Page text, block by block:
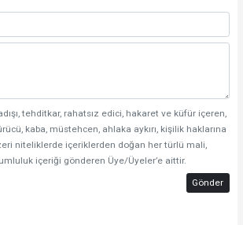
tehditkar, rahatsız edici, hakaret ve küfür içeren,
kaba, müstehcen, ahlaka aykırı, kişilik haklarına
niteliklerde içeriklerden doğan her türlü mali,
içeriği gönderen Üye/Üyeler’e aittir.
Gönder